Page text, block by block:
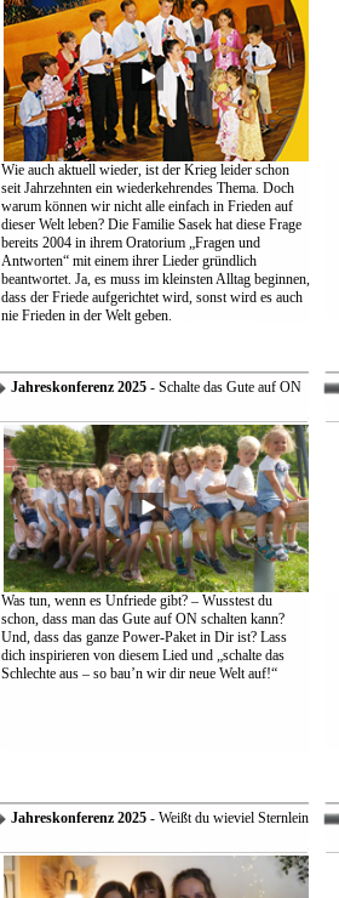
Wie auch aktuell wieder, ist der Krieg leider schon
seit Jahrzehnten ein wiederkehrendes Thema. Doch
warum können wir nicht alle einfach in Frieden auf
dieser Welt leben? Die Familie Sasek hat diese Frage
bereits 2004 in ihrem Oratorium „Fragen und
Antworten“ mit einem ihrer Lieder gründlich
beantwortet. Ja, es muss im kleinsten Alltag beginnen,
dass der Friede aufgerichtet wird, sonst wird es auch
nie Frieden in der Welt geben.
Jahreskonferenz 2025- Schalte das Gute auf ON
Was tun, wenn es Unfriede gibt? – Wusstest du
schon, dass man das Gute auf ON schalten kann?
Und, dass das ganze Power-Paket in Dir ist? Lass
dich inspirieren von diesem Lied und „schalte das
Schlechte aus – so bau’n wir dir neue Welt auf!“
Jahreskonferenz 2025- Weißt du wieviel Sternlein